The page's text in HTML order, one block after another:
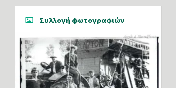
Συλλογή φωτογραφιών